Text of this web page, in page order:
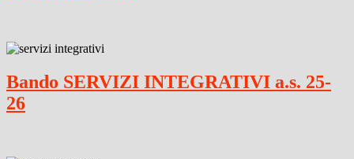
Bando SERVIZI INTEGRATIVI a.s. 25-
26